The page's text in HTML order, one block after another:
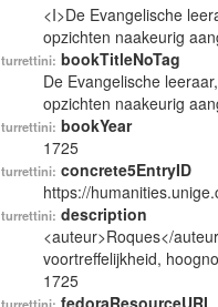
<I>De Evangelische
opzichten naakeurig
turrettini: bookTitleNoTag
De Evangelische
opzichten naakeurig
turrettini: bookYear
1725
turrettini: concrete5EntryID
https://
turrettini: description
<auteur>Roques</
voortreffelijkheid,
1725
fedoraResourceURI